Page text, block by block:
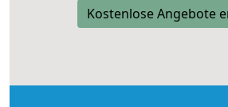
Kostenlose Angebote